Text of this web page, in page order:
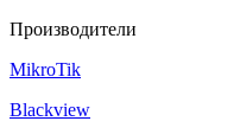
Производители
MikroTik
Blackview